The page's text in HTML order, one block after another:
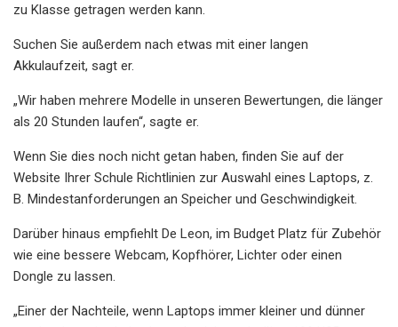
zu Klasse getragen werden kann.
Suchen Sie außerdem nach etwas mit einer langen
Akkulaufzeit, sagt er.
„Wir haben mehrere Modelle in unseren Bewertungen, die länger
als 20 Stunden laufen“, sagte er.
Wenn Sie dies noch nicht getan haben, finden Sie auf der
Website Ihrer Schule Richtlinien zur Auswahl eines Laptops, z.
B. Mindestanforderungen an Speicher und Geschwindigkeit.
Darüber hinaus empfiehlt De Leon, im Budget Platz für Zubehör
wie eine bessere Webcam, Kopfhörer, Lichter oder einen
Dongle zu lassen.
„Einer der Nachteile, wenn Laptops immer kleiner und dünner